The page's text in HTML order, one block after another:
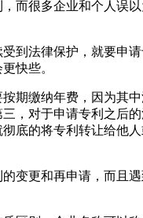
而很多企业和个人误
到法律保护，就要申
快些。
期缴纳年费，因为其中
，对于申请专利之后
底的将专利转让给他
变更和再申请，而且